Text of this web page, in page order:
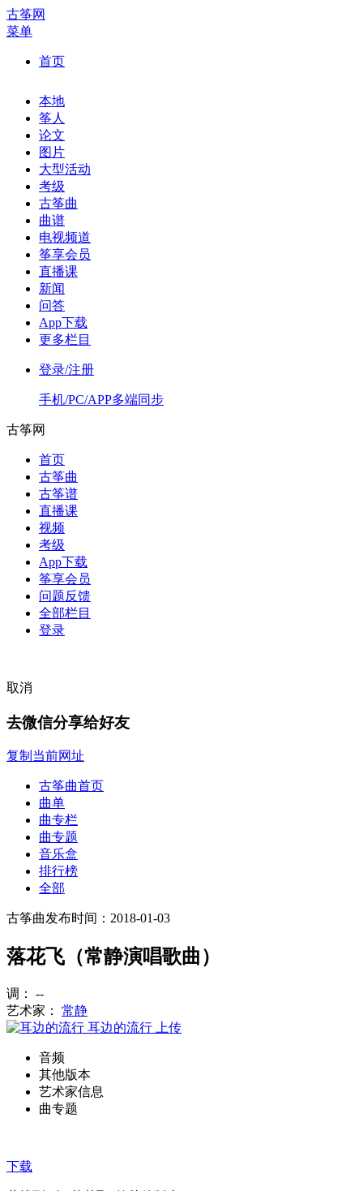
古筝网
菜单
首页
本地
筝人
论文
图片
大型活动
考级
古筝曲
曲谱
电视频道
筝享会员
直播课
新闻
问答
App下载
更多栏目
登录/注册
手机/PC/APP多端同步
古筝网
首页
古筝曲
古筝谱
直播课
视频
考级
App下载
筝享会员
问题反馈
全部栏目
登录
取消
去微信分享给好友
复制当前网址
古筝曲首页
曲单
曲专栏
曲专题
音乐盒
排行榜
全部
古筝曲发布时间：2018-01-03
落花飞（常静演唱歌曲）
调： --
艺术家： 常静
耳边的流行
上传
音频
其他版本
艺术家信息
曲专题
下载